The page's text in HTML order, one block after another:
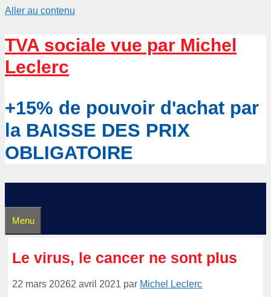
Aller au contenu
TVA sociale vue par Michel
Leclerc
+15% de pouvoir d'achat par
la BAISSE DES PRIX
OBLIGATOIRE
Menu
Le virus, le cancer ne sont plus
22 mars 20262 avril 2021 par Michel Leclerc